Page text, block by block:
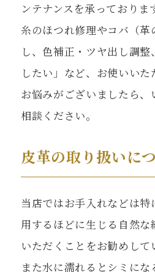
ンテナンスを承っておりま
糸のほつれ修理やコバ（
し、色補正・ツヤ出し調
したい」など、お使いい
お悩みがございましたら
相談ください。
皮革の取り扱いに
当店ではお手入れなどは
用するほどに生じる自然
いただくことをお勧めして
また水に濡れるとシミに